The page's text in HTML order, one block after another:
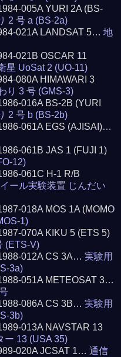
005A YURI 2A (BS-
2 号 a (BS-2a)
021A LANDSAT 5…地
021B OSCAR 11
星 UoSat 2 (UO-11)
080A HIMAWARI 3
り 3 号 (GMS-3)
016A BS-2B (YURI
2 号 b (BS-2b)
061A EGS (AJISAI)…
061B JAS 1 (FUJI 1)
12)
061C H-1 R/B
ール実験装置 じんだい
018A MOS 1A (MOMO
1)
070A KIKU 5 (ETS 5)
(ETS-V)
012A CS 3A…実験用
3a)
051A METEOSAT 3…
086A CS 3B…実験用
3b)
013A NAVSTAR 13
ー 13 (USA 35)
020A JCSAT 1…通信